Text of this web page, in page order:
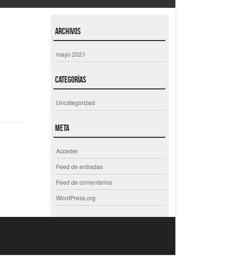
Archivos
mayo 2021
Categorías
Uncategorized
Meta
Acceder
Feed de entradas
Feed de comentarios
WordPress.org